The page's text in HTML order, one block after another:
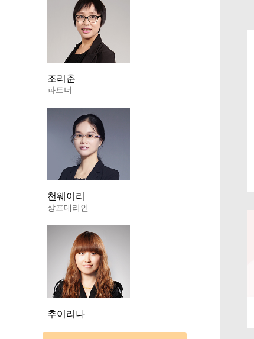
조리춘
파트너
천웨이리
상표대리인
추이리나